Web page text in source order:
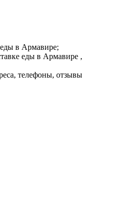
в Армавире;
еды в Армавире ,
телефоны, отзывы